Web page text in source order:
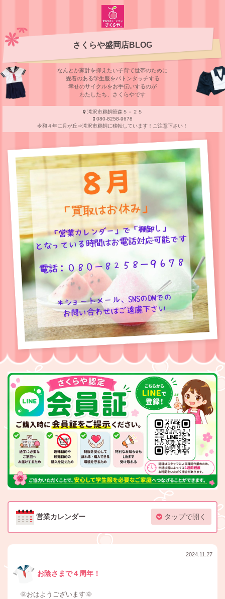
さくらや盛岡店BLOG
なんとか家計を抑えたい子育て世帯のために
愛着のある学⽣服をバトンタッチする
幸せのサイクルをお⼿伝いするのが
わたしたち、さくらやです
滝沢市鵜飼笹森５－２５
080-8258-9678
令和４年に月が丘⇒滝沢市鵜飼に移転しています！ご注意下さい！
営業カレンダー タップで開く
2024.11.27
お陰さまで４周年！
🌞おはようございます🌞